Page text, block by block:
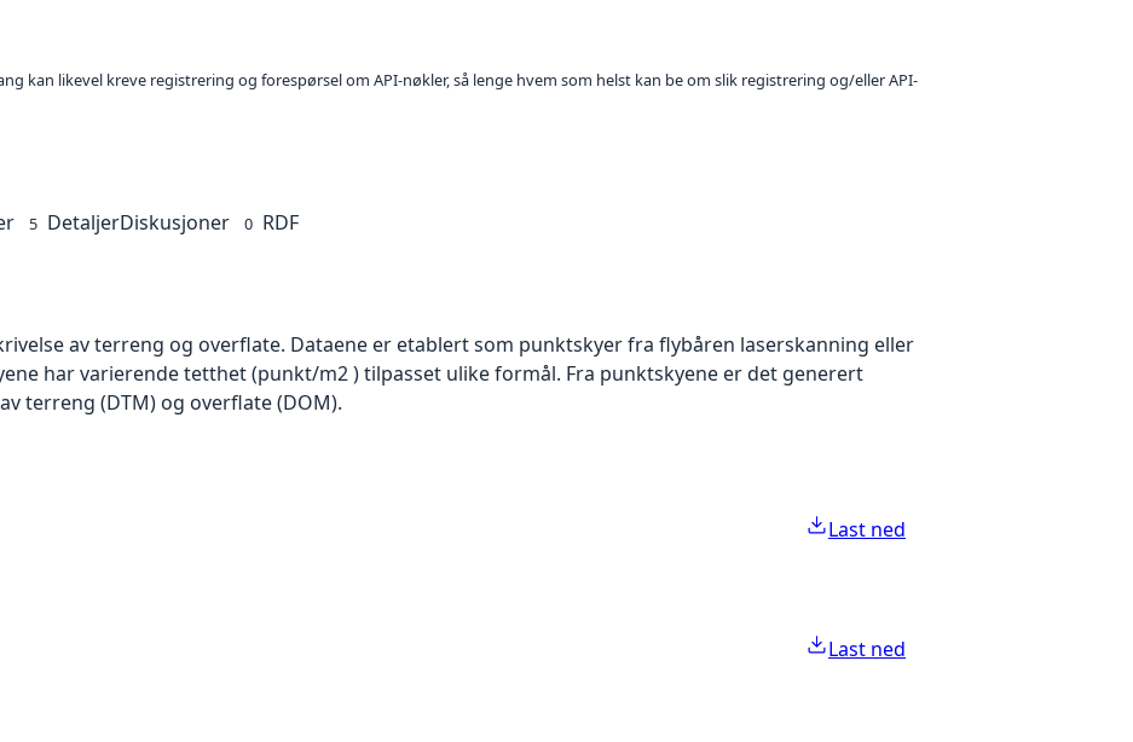
kan likevel kreve registrering og forespørsel om API-nøkler, så lenge hvem som helst kan be om slik registrering og/eller API-
5 DetaljerDiskusjoner 0 RDF
av terreng og overflate. Dataene er etablert som punktskyer fra flybåren laserskanning eller
har varierende tetthet (punkt/m2 ) tilpasset ulike formål. Fra punktskyene er det generert
terreng (DTM) og overflate (DOM).
Last ned
Last ned